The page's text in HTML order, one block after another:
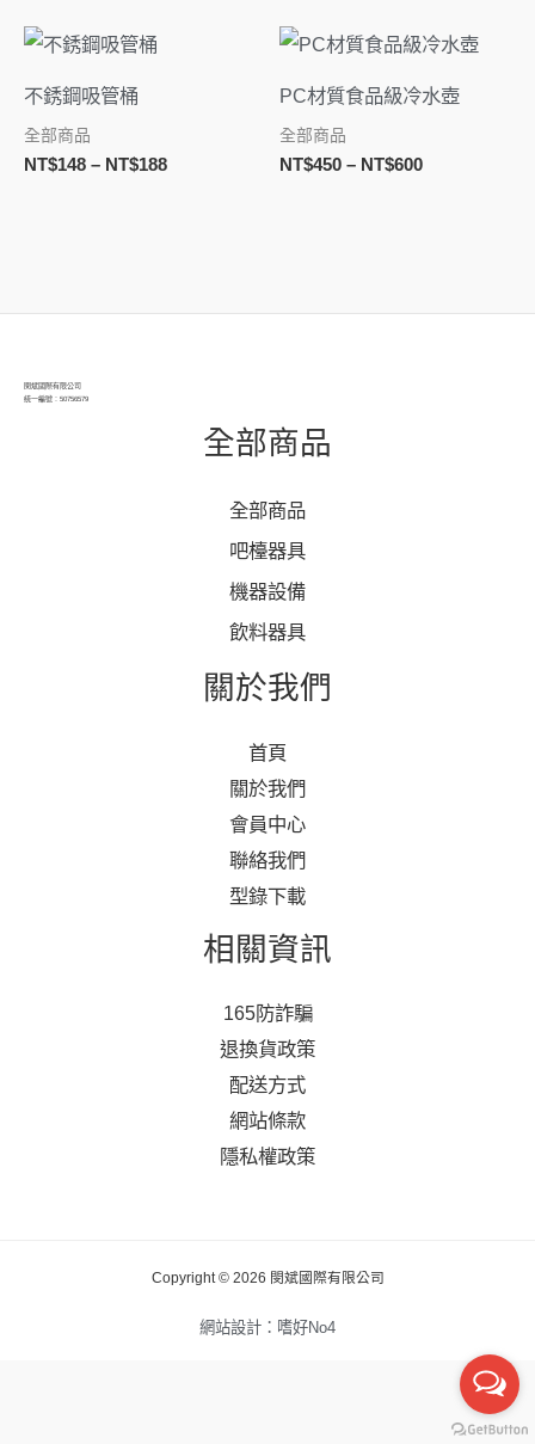
不銹鋼吸管桶
全部商品
NT$148 – NT$188NT$188
PC材質食品級冷水壺
全部商品
NT$450 – NT$600
價
格
範
圍：
NT$600
閔斌國際有限公司
統一編號：50756579
全部商品
全部商品
吧檯器具
機器設備
飲料器具
關於我們
首頁
關於我們
會員中心
聯絡我們
型錄下載
相關資訊
165防詐騙
退換貨政策
配送方式
網站條款
隱私權政策
Copyright © 2026 閔斌國際有限公司
網站設計：嗜好No4